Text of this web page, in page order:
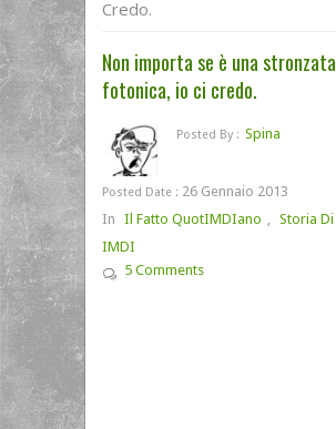
Credo.
Non importa se è una stronzata
fotonica, io ci credo.
Posted By : Spina
Posted Date : 26 Gennaio 2013
In Il Fatto QuotIMDIano , Storia Di
IMDI
5 Comments